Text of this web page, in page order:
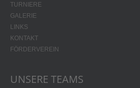
TURNIERE
GALERIE
LINKS
KONTAKT
FÖRDERVEREIN
UNSERE TEAMS